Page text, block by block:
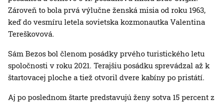
Zároveň to bola prvá výlučne ženská misia od roku 1963,
keď do vesmíru letela sovietska kozmonautka Valentina
Tereškovová.
Sám Bezos bol členom posádky prvého turistického letu
spoločnosti v roku 2021. Terajšiu posádku sprevádzal až k
štartovacej ploche a tiež otvoril dvere kabíny po pristátí.
Aj po poslednom štarte predstavujú ženy sotva 15 percent z